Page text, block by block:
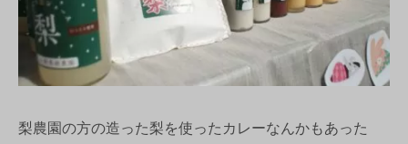
梨農園の方の造った梨を使ったカレーなんかもあった